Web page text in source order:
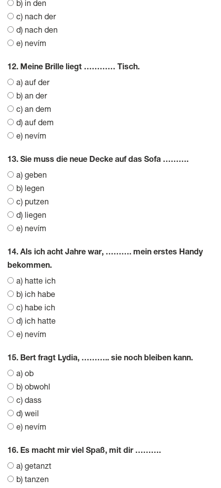
b) in den
c) nach der
d) nach den
e) nevím
12. Meine Brille liegt ………… Tisch.
a) auf der
b) an der
c) an dem
d) auf dem
e) nevím
13. Sie muss die neue Decke auf das Sofa ……….
a) geben
b) legen
c) putzen
d) liegen
e) nevím
14. Als ich acht Jahre war, ………. mein erstes Handy
bekommen.
a) hatte ich
b) ich habe
c) habe ich
d) ich hatte
e) nevím
15. Bert fragt Lydia, ……….. sie noch bleiben kann.
a) ob
b) obwohl
c) dass
d) weil
e) nevím
16. Es macht mir viel Spaß, mit dir ……….
a) getanzt
b) tanzen